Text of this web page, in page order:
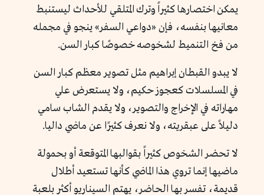
يمكن اختصارها كثيراً وترك المتلقي للأحداث ليستنبط
معانيها بنفسه، فإن «دواعي السفر» ينجو في مجمله
من فخ التنميط لشخوصه خصوصًا كبار السن.
لا يبدو القبطان إبراهيم مثل تصوير معظم كبار السن
في المسلسلات كعجوز حكيم، ولا يستعرض علي
مهاراته في الإخراج والتصوير، ولا يقدم الشاب سامي
دليلاً على عبقريته، ولا نعرف كثيرًا عن ماضي داليا.
لا تحضر الشخوص كثيراً بقوالبها المتوقعة أو بحمولة
ماضيها إنما تروي هذا الماضي كأنها تستعيد أطلال
قديمة، تفسر بها الحاضر، يهتم السيناريو أكثر بلعبة